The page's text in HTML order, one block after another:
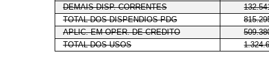
DEMAIS DISP. CORRENTES
TOTAL DOS DISPENDIOS PDG
APLIC. EM OPER. DE CREDITO
TOTAL DOS USOS